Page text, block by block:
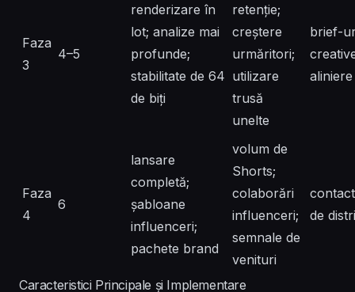
Faza
3
4–5
renderizare în
lot; analize mai
profunde;
stabilitate de 64
de biți
retenție;
creștere
urmăritori;
utilizare
trusă
unelte
brief-
Faza
4
6
lansare
completă;
șabloane
influenceri;
pachete brand
volum de
Shorts;
colaborări
influenceri;
semnale de
venituri
de
Caracteristici Principale și Implementare